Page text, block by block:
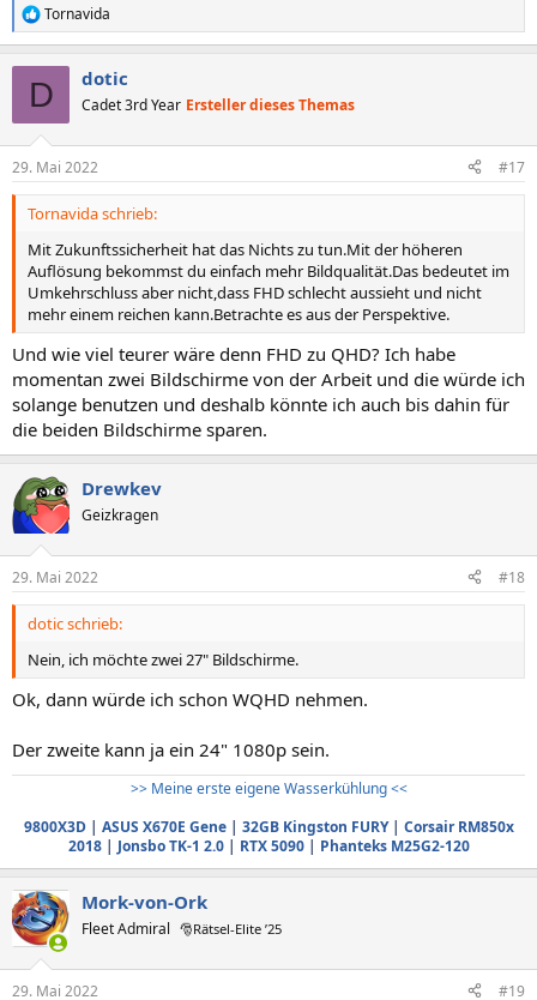
R
e
e
n
Tornavida
D dotic
Cadet 3rd Year Ersteller dieses Themas
29. Mai 2022 #17
Tornavida schrieb:
Mit Zukunftssicherheit hat das Nichts zu tun.Mit der höheren
Auflösung bekommst du einfach mehr Bildqualität.Das bedeutet im
Umkehrschluss aber nicht,dass FHD schlecht aussieht und nicht
mehr einem reichen kann.Betrachte es aus der Perspektive.
Und wie viel teurer wäre denn FHD zu QHD? Ich habe
momentan zwei Bildschirme von der Arbeit und die würde ich
solange benutzen und deshalb könnte ich auch bis dahin für
die beiden Bildschirme sparen.
Drewkev
Geizkragen
29. Mai 2022 #18
dotic schrieb:
Nein, ich möchte zwei 27" Bildschirme.
Ok, dann würde ich schon WQHD nehmen.
Der zweite kann ja ein 24" 1080p sein.
>> Meine erste eigene Wasserkühlung <<
9800X3D| ASUS X670E Gene| 32GB Kingston FURY| Corsair RM850x
2018| Jonsbo TK-1 2.0| RTX 5090| Phanteks M25G2-120
Mork-von-Ork
Fleet Admiral 🎅Rätsel-Elite ’25
29. Mai 2022 #19